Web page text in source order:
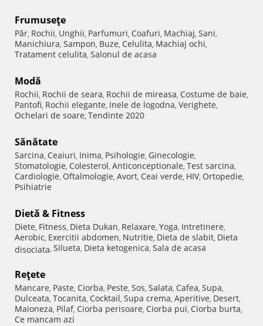
Frumuseţe
Păr, Rochii, Unghii, Parfumuri, Coafuri, Machiaj, Sani,
Manichiura, Sampon, Buze, Celulita, Machiaj ochi,
Tratament celulita, Salonul de acasa
Modă
Rochii, Rochii de seara, Rochii de mireasa, Costume de baie,
Pantofi, Rochii elegante, Inele de logodna, Verighete,
Ochelari de soare, Tendinte 2020
Sănătate
Sarcina, Ceaiuri, Inima, Psihologie, Ginecologie,
Stomatologie, Colesterol, Anticonceptionale, Test sarcina,
Cardiologie, Oftalmologie, Avort, Ceai verde, HIV, Ortopedie,
Psihiatrie
Dietă & Fitness
Diete, Fitness, Dieta Dukan, Relaxare, Yoga, Intretinere,
Aerobic, Exercitii abdomen, Nutritie, Dieta de slabit, Dieta
disociata, Silueta, Dieta ketogenica, Sala de acasa
Reţete
Mancare, Paste, Ciorba, Peste, Sos, Salata, Cafea, Supa,
Dulceata, Tocanita, Cocktail, Supa crema, Aperitive, Desert,
Maioneza, Pilaf, Ciorba perisoare, Ciorba pui, Ciorba burta,
Ce mancam azi